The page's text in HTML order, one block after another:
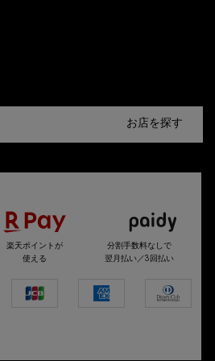
お店を探す
楽天ポイントが
使える
分割手数料なしで
翌月払い／3回払い